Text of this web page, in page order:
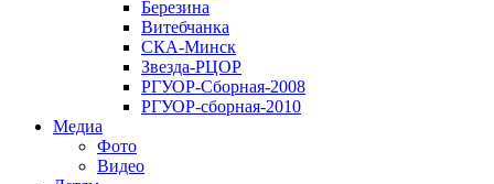
Березина
Витебчанка
СКА-Минск
Звезда-РЦОР
РГУОР-Сборная-2008
РГУОР-сборная-2010
Медиа
Фото
Видео